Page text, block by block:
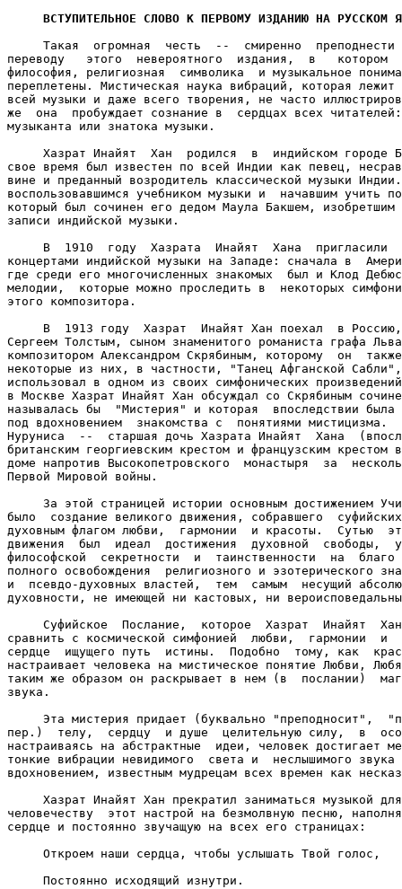
ВСТУПИТЕЛЬНОЕ СЛОВО К ПЕРВОМУ ИЗДАНИЮ НА РУССКОМ
Такая  огромная  честь  --  смиренно  преподнести
переводу   этого  невероятного  издания,  в   котором
философия, религиозная  символика  и музыкальное
переплетены. Мистическая наука вибраций, которая
всей музыки и даже всего творения, не часто
же  она  пробуждает сознание в  сердцах всех
музыканта или знатока музыки.
Хазрат Инайят  Хан  родился  в  индийском городе
свое время был известен по всей Индии как певец,
вине и преданный возродитель классической музыки
воспользовавшимся учебником музыки и  начавшим
который был сочинен его дедом Маула Бакшем, изобретшим
записи индийской музыки.
В  1910  году  Хазрата  Инайят  Хана  пригласили
концертами индийской музыки на Западе: сначала в
где среди его многочисленных знакомых  был и Клод
мелодии,  которые можно проследить в  некоторых
этого композитора.
В  1913 году  Хазрат  Инайят Хан поехал  в
Сергеем Толстым, сыном знаменитого романиста графа
композитором Александром Скрябиным, которому  он
некоторые из них, в частности, "Танец Афганской Сабли",
использовал в одном из своих симфонических
в Москве Хазрат Инайят Хан обсуждал со Скрябиным
называлась бы  "Мистерия" и которая  впоследствии была
под вдохновением  знакомства с  понятиями мистицизма.
Нуруниса  --  старшая дочь Хазрата Инайят  Хана
британским георгиевским крестом и французским
доме напротив Высокопетровского  монастыря  за
Первой Мировой войны.
За этой страницей истории основным достижением
было  создание великого движения, собравшего
духовным флагом любви,  гармонии  и красоты.  Сутью
движения  был  идеал  достижения  духовной  свободы,
философской  секретности  и  таинственности  на
полного освобождения  религиозного и эзотерического
и  псевдо-духовных властей,  тем  самым  несущий
духовности, не имеющей ни кастовых, ни
Суфийское  Послание,  которое  Хазрат  Инайят
сравнить с космической симфонией  любви,  гармонии  и
сердце  ищущего путь  истины.  Подобно  тому, как
настраивает человека на мистическое понятие Любви,
таким же образом он раскрывает в нем (в  послании)
звука.
Эта мистерия придает (буквально "преподносит",
пер.)  телу,  сердцу  и душе  целительную силу,  в
настраиваясь на абстрактные  идеи, человек достигает
тонкие вибрации невидимого  света и  неслышимого
вдохновением, известным мудрецам всех времен как
Хазрат Инайят Хан прекратил заниматься музыкой
человечеству  этот настрой на безмолвную песню,
сердце и постоянно звучащую на всех его страницах:
     Откроем наши сердца, чтобы услышать Твой голос,
     Постоянно исходящий изнутри.